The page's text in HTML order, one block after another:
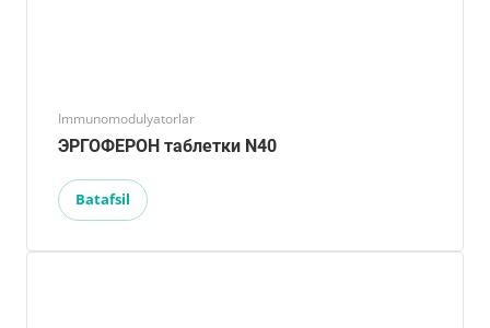
Immunomodulyatorlar
ЭРГОФЕРОН таблетки N40
Batafsil